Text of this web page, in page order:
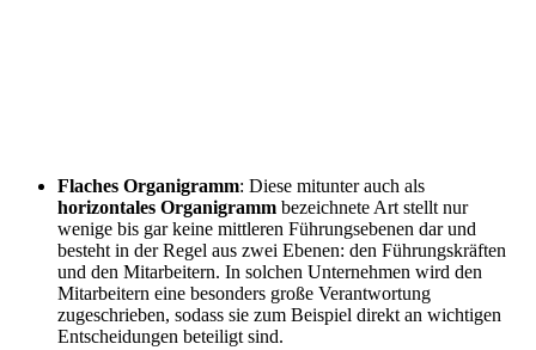
Flaches Organigramm: Diese mitunter auch als
horizontales Organigramm bezeichnete Art stellt nur
wenige bis gar keine mittleren Führungsebenen dar und
besteht in der Regel aus zwei Ebenen: den Führungskräften
und den Mitarbeitern. In solchen Unternehmen wird den
Mitarbeitern eine besonders große Verantwortung
zugeschrieben, sodass sie zum Beispiel direkt an wichtigen
Entscheidungen beteiligt sind.